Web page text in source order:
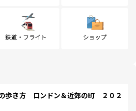
鉄道・フライト ショップ
歩き方 ロンドン＆近郊の町 ２０２